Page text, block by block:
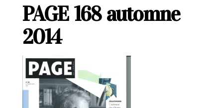
PAGE 168 automne
2014